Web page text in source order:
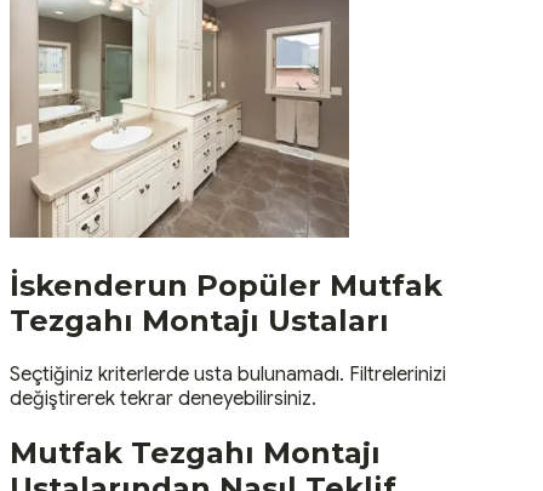
İskenderun Popüler Mutfak
Tezgahı Montajı Ustaları
Seçtiğiniz kriterlerde usta bulunamadı. Filtrelerinizi
değiştirerek tekrar deneyebilirsiniz.
Mutfak Tezgahı Montajı